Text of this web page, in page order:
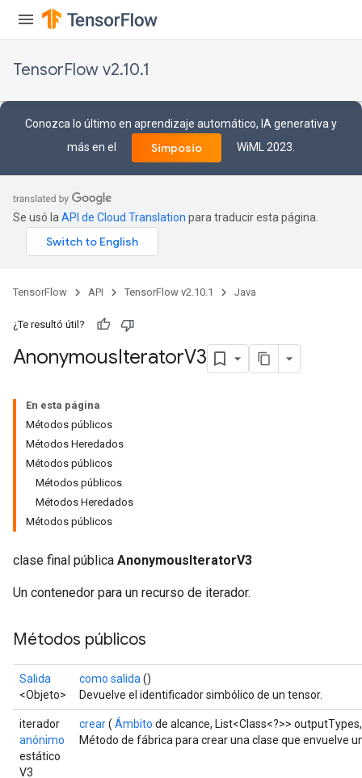
TensorFlow v2.10.1
Conozca lo último en aprendizaje automático, IA generativa y
más en el
Simposio WiML 2023.
Se usó la API de Cloud Translation para traducir esta página.
TensorFlow API TensorFlow v2.10.1 Java
¿Te resultó útil?
AnonymousIteratorV3
En esta página
Métodos públicos
Métodos Heredados
Métodos públicos
Métodos públicos
Métodos Heredados
Métodos públicos
clase final pública AnonymousIteratorV3
Un contenedor para un recurso de iterador.
Métodos públicos
Salida
<Objeto>
como salida ()
Devuelve el identificador simbólico de un tensor.
iterador
anónimo
estático
V3
crear( Ámbito de alcance, List<Class<?>>
Método de fábrica para crear una clase que envuelve